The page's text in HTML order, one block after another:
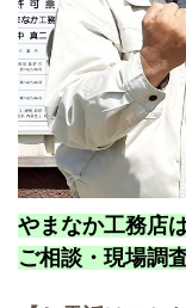
やまなか工務店は
ご相談・現場調